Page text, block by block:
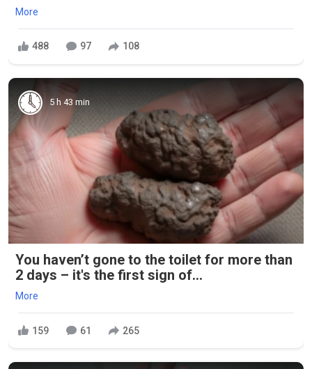
More
488 97 108
5 h 43 min
You haven’t gone to the toilet for more than
2 days – it's the first sign of...
More
159 61 265